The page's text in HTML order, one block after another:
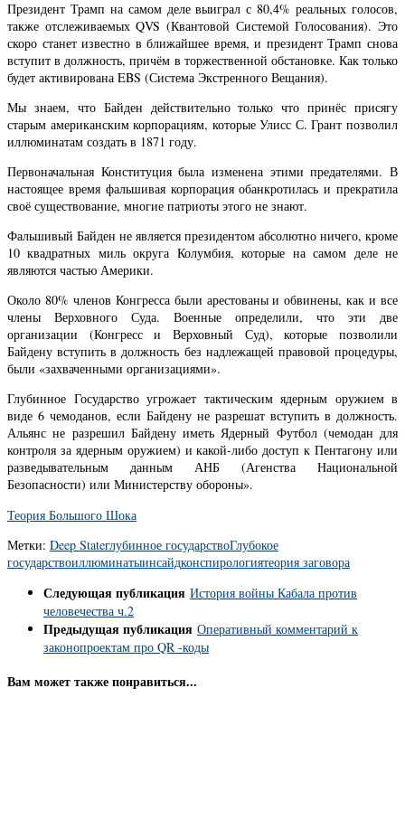
Президент Трамп на самом деле выиграл с 80,4% реальных голосов,
также отслеживаемых QVS (Квантовой Системой Голосования). Это
скоро станет известно в ближайшее время, и президент Трамп снова
вступит в должность, причём в торжественной обстановке. Как только
будет активирована EBS (Система Экстренного Вещания).
Мы знаем, что Байден действительно только что принёс присягу
старым американским корпорациям, которые Улисс С. Грант позволил
иллюминатам создать в 1871 году.
Первоначальная Конституция была изменена этими предателями. В
настоящее время фальшивая корпорация обанкротилась и прекратила
своё существование, многие патриоты этого не знают.
Фальшивый Байден не является президентом абсолютно ничего, кроме
10 квадратных миль округа Колумбия, которые на самом деле не
являются частью Америки.
Около 80% членов Конгресса были арестованы и обвинены, как и все
члены Верховного Суда. Военные определили, что эти две
организации (Конгресс и Верховный Суд), которые позволили
Байдену вступить в должность без надлежащей правовой процедуры,
были «захваченными организациями».
Глубинное Государство угрожает тактическим ядерным оружием в
виде 6 чемоданов, если Байдену не разрешат вступить в должность.
Альянс не разрешил Байдену иметь Ядерный Футбол (чемодан для
контроля за ядерным оружием) и какой-либо доступ к Пентагону или
разведывательным данным АНБ (Агенства Национальной
Безопасности) или Министерству обороны».
Теория Большого Шока
Метки: Deep Stateглубинное государствоГлубокое
государствоиллюминатыинсайдконспирологиятеория заговора
Следующая публикация История войны Кабала против
человечества ч.2
Предыдущая публикация Оперативный комментарий к
законопроектам про QR -коды
Вам может также понравиться...